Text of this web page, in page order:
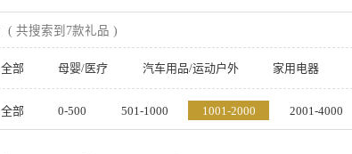
( 共搜索到7款礼品 )
全部 母婴/医疗 汽车用品/运动户外 家用电器
美妆/钟表/玩具
家居/家纺/食品/工具
全部 0-500 501-1000 1001-2000 2001-4000